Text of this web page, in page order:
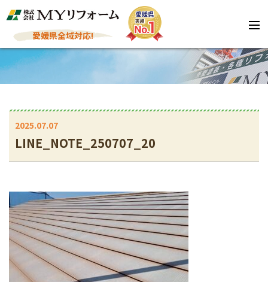
愛媛県全域対応!
2025.07.07
LINE_NOTE_250707_20